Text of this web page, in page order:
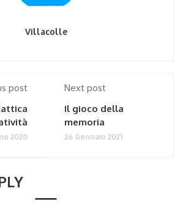
Villacolle
post
2020
Next post
Il gioco della
memoria
26 Gennaio 2021